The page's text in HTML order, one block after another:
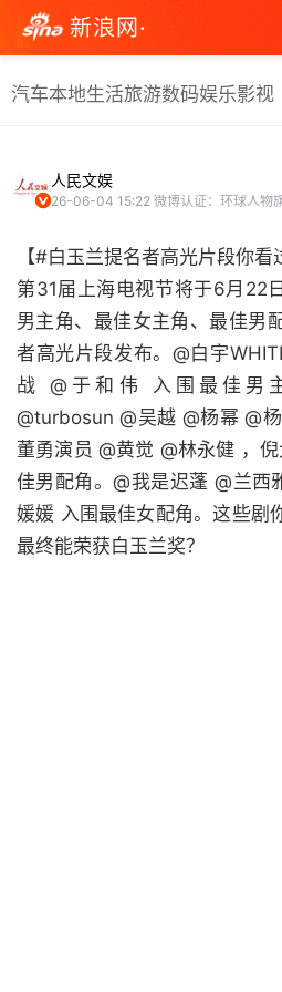
新浪网·
汽车本地生活旅游数码娱乐影视
人民文娱
26-06-04 15:22 微博认证：环球人物
【#白玉兰提名者高光片段你看
第31届上海电视节将于6月22
男主角、最佳女主角、最佳男
者高光片段发布。@白宇
战 @于和伟 入围最佳男
@turbosun @吴越 @杨幂 @
董勇演员 @黄觉 @林永健 ，
佳男配角。@我是迟蓬 @兰西
媛媛 入围最佳女配角。这些剧
最终能荣获白玉兰奖？